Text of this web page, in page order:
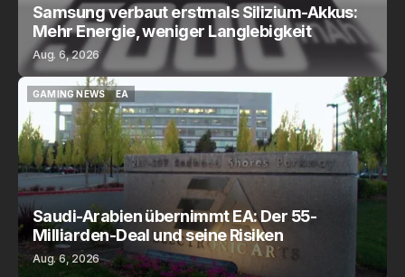
Samsung verbaut erstmals Silizium-Akkus:
Mehr Energie, weniger Langlebigkeit
Aug. 6, 2026
GAMING NEWS
GAMING NEWS
EA
EA
Saudi-Arabien übernimmt EA: Der 55-
Milliarden-Deal und seine Risiken
Aug. 6, 2026